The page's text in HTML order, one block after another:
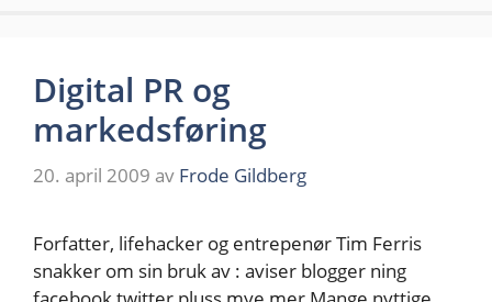
Digital PR og
markedsføring
20. april 2009 av Frode Gildberg
Forfatter, lifehacker og entrepenør Tim Ferris
snakker om sin bruk av : aviser blogger ning